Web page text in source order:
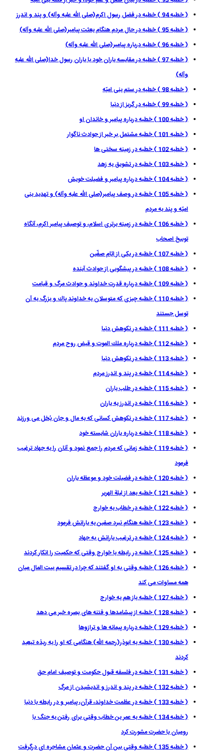
( خطبه 94 ) خطبه در فضل رسول اكرم(صلى الله عليه وآله) و پند و اندرز
( خطبه 95 ) خطبه در حال مردم هنگام بعثت پيامبر(صلى الله عليه وآله)
( خطبه 96 ) خطبه درباره پيامبر(صلى الله عليه وآله)
( خطبه 97 ) خطبه در مقايسه ياران خود با ياران رسول خدا(صلى الله عليه
وآله)
( خطبه 98 ) خطبه در ستم بنى اميّه
( خطبه 99 ) خطبه در گريز از دنيا
( خطبه 100 ) خطبه درباره پيامبر و خاندان او
( خطبه 101 ) خطبه مشتمل بر خبر از حوادث ناگوار
( خطبه 102 ) خطبه در زمينه سختى ها
( خطبه 103 ) خطبه در تشويق به زهد
( خطبه 104 ) خطبه درباره پيامبر و فضيلت خويش
( خطبه 105 ) خطبه در وصف پيامبر(صلى الله عليه وآله) و تهديد بنى
اميّه و پند به مردم
( خطبه 106 ) خطبه در زمينه برترى اسلام، و توصيف پيامبر اكرم، آنگاه
توبيخ اصحاب
( خطبه 107 ) خطبه در يكى از ايّام صفّين
( خطبه 108 ) خطبه در پيشگويى از حوادث آينده
( خطبه 109 ) خطبه درباره قدرت خداوند و حوادث مرگ و قيامت
( خطبه 110 ) خطبه چيزى كه متوسلان به خداوند پاك و بزرگ به آن
توسل جستند
( خطبه 111 ) خطبه در نكوهش دنيا
( خطبه 112 ) خطبه درباره ملك الموت و قبض روح مردم
( خطبه 113 ) خطبه در نكوهش دنيا
( خطبه 114 ) خطبه در پند و اندرز مردم
( خطبه 115 ) خطبه در طلب باران
( خطبه 116 ) خطبه در اندرز به ياران
( خطبه 117 ) خطبه در نكوهش كسانى كه به مال و جان بُخل مى ورزند
( خطبه 118 ) خطبه درباره ياران شايسته خود
( خطبه 119 ) خطبه زمانى كه مردم را جمع نمود و آنان را به جهاد ترغيب
فرمود
( خطبه 120 ) خطبه در فضيلت خود و موعظه ياران
( خطبه 121 ) خطبه بعد از ليلة الهرير
( خطبه 122 ) خطبه در خطاب به خوارج
( خطبه 123 ) خطبه هنگام نبرد صفين به يارانش فرمود
( خطبه 124 ) خطبه در ترغيب يارانش به جهاد
( خطبه 125 ) خطبه در رابطه با خوارج وقتى كه حكميت را انكار كردند
( خطبه 126 ) خطبه وقتى به او گفتند كه چرا در تقسيم بيت المال ميان
همه مساوات مى كند
( خطبه 127 ) خطبه باز هم به خوارج
( خطبه 128 ) خطبه از پيشامدها و فتنه هاى بصره خبر مى دهد
( خطبه 129 ) خطبه درباره پيمانه ها و ترازوها
( خطبه 130 ) خطبه به ابوذر(رحمه الله) هنگامى كه او را به ربذه تبعيد
كردند
( خطبه 131 ) خطبه در فلسفه قبول حكومت و توصيف امام حق
( خطبه 132 ) خطبه در پند و اندرز و انديشيدن از مرگ
( خطبه 133 ) خطبه در عظمت خداوند، قرآن، پيامبر و در رابطه با دنيا
( خطبه 134 ) خطبه به عمر بن خطاب وقتى براى رفتن به جنگ با
روميان با حضرت مشورت كرد
( خطبه 135 ) خطبه وقتى بين آن حضرت و عثمان مشاجره اى درگرفت